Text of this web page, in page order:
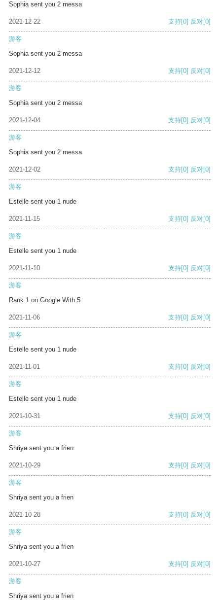
Sophia sent you 2 messa
2021-12-22 支持[0] 反对[0]
游客
Sophia sent you 2 messa
2021-12-12 支持[0] 反对[0]
游客
Sophia sent you 2 messa
2021-12-04 支持[0] 反对[0]
游客
Sophia sent you 2 messa
2021-12-02 支持[0] 反对[0]
游客
Estelle sent you 1 nude
2021-11-15 支持[0] 反对[0]
游客
Estelle sent you 1 nude
2021-11-10 支持[0] 反对[0]
游客
Rank 1 on Google With 5
2021-11-06 支持[0] 反对[0]
游客
Estelle sent you 1 nude
2021-11-01 支持[0] 反对[0]
游客
Estelle sent you 1 nude
2021-10-31 支持[0] 反对[0]
游客
Shriya sent you a frien
2021-10-29 支持[0] 反对[0]
游客
Shriya sent you a frien
2021-10-28 支持[0] 反对[0]
游客
Shriya sent you a frien
2021-10-27 支持[0] 反对[0]
游客
Shriya sent you a frien